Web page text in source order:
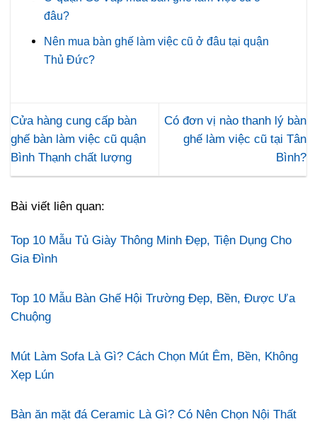
đâu?
Nên mua bàn ghế làm việc cũ ở đâu tại quận
Thủ Đức?
Cửa hàng cung cấp bàn
ghế bàn làm việc cũ quận
Bình Thạnh chất lượng
Có đơn vị nào thanh lý bàn
ghế làm việc cũ tại Tân
Bình?
Bài viết liên quan:
Top 10 Mẫu Tủ Giày Thông Minh Đẹp, Tiện Dụng Cho
Gia Đình
Top 10 Mẫu Bàn Ghế Hội Trường Đẹp, Bền, Được Ưa
Chuộng
Mút Làm Sofa Là Gì? Cách Chọn Mút Êm, Bền, Không
Xẹp Lún
Bàn ăn mặt đá Ceramic Là Gì? Có Nên Chọn Nội Thất